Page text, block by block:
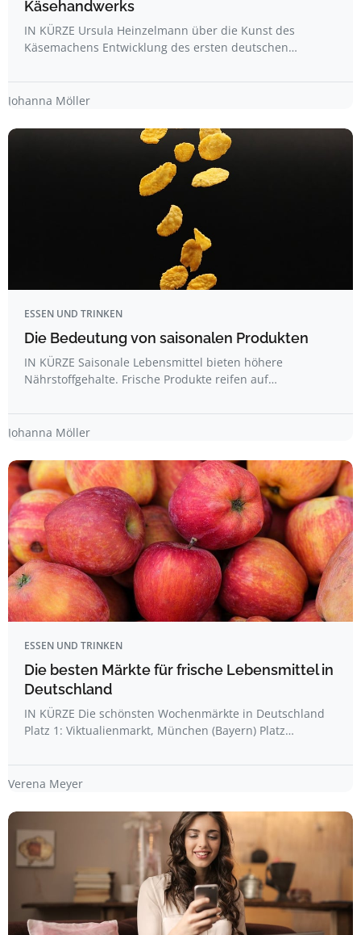
Käsehandwerks
IN KÜRZE Ursula Heinzelmann über die Kunst des
Käsemachens Entwicklung des ersten deutschen…
Johanna Möller
ESSEN UND TRINKEN
Die Bedeutung von saisonalen Produkten
IN KÜRZE Saisonale Lebensmittel bieten höhere
Nährstoffgehalte. Frische Produkte reifen auf…
Johanna Möller
ESSEN UND TRINKEN
Die besten Märkte für frische Lebensmittel in
Deutschland
IN KÜRZE Die schönsten Wochenmärkte in Deutschland
Platz 1: Viktualienmarkt, München (Bayern) Platz…
Verena Meyer